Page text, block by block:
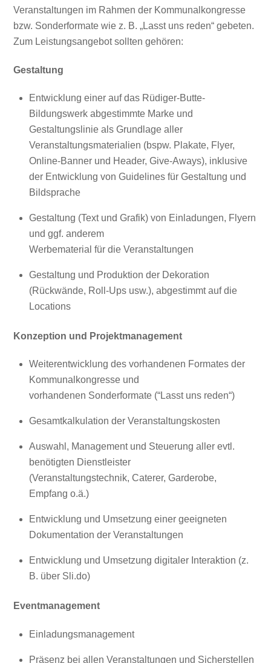
Veranstaltungen im Rahmen der Kommunalkongresse
bzw. Sonderformate wie z. B. „Lasst uns reden“ gebeten.
Zum Leistungsangebot sollten gehören:
Gestaltung
Entwicklung einer auf das Rüdiger-Butte-
Bildungswerk abgestimmte Marke und
Gestaltungslinie als Grundlage aller
Veranstaltungsmaterialien (bspw. Plakate, Flyer,
Online-Banner und Header, Give-Aways), inklusive
der Entwicklung von Guidelines für Gestaltung und
Bildsprache
Gestaltung (Text und Grafik) von Einladungen, Flyern
und ggf. anderem
Werbematerial für die Veranstaltungen
Gestaltung und Produktion der Dekoration
(Rückwände, Roll-Ups usw.), abgestimmt auf die
Locations
Konzeption und Projektmanagement
Weiterentwicklung des vorhandenen Formates der
Kommunalkongresse und
vorhandenen Sonderformate (“Lasst uns reden“)
Gesamtkalkulation der Veranstaltungskosten
Auswahl, Management und Steuerung aller evtl.
benötigten Dienstleister
(Veranstaltungstechnik, Caterer, Garderobe,
Empfang o.ä.)
Entwicklung und Umsetzung einer geeigneten
Dokumentation der Veranstaltungen
Entwicklung und Umsetzung digitaler Interaktion (z.
B. über Sli.do)
Eventmanagement
Einladungsmanagement
Präsenz bei allen Veranstaltungen und Sicherstellen